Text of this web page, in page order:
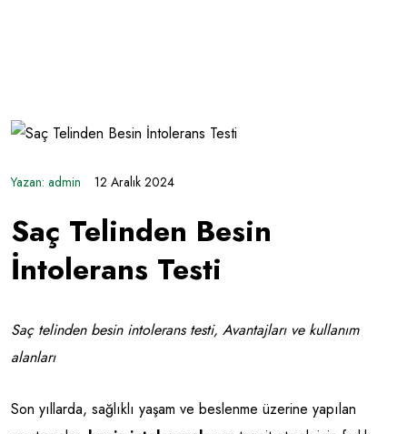
Yazan: admin 12 Aralık 2024
Saç Telinden Besin
İntolerans Testi
Saç telinden besin intolerans testi, Avantajları ve kullanım
alanları
Son yıllarda, sağlıklı yaşam ve beslenme üzerine yapılan